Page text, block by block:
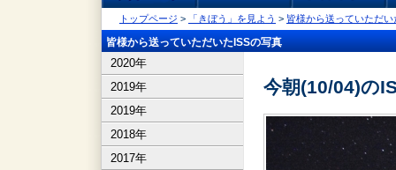
トップページ > 「きぼう」を見よう > 皆様から送っていただい
皆様から送っていただいたISSの写真
2020年
2019年
2019年
2018年
2017年
今朝(10/04)の